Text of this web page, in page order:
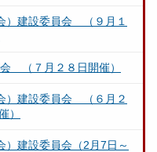
）建設委員会 （９月１
（７月２８日開催）
）建設委員会 （６月２
）
）建設委員会（2月7日～